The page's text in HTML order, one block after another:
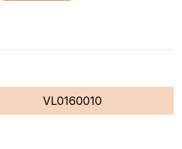
VL0160010